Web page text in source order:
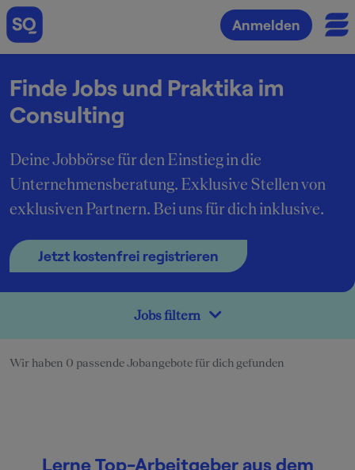
Anmelden
Finde Jobs und Praktika im
Consulting
Deine Jobbörse für den Einstieg in die
Unternehmensberatung. Exklusive Stellen von
exklusiven Partnern. Bei uns für dich inklusive.
Jetzt kostenfrei registrieren
Jobs filtern
Wir haben 0 passende Jobangebote für dich gefunden
Lerne Top-Arbeitgeber aus dem